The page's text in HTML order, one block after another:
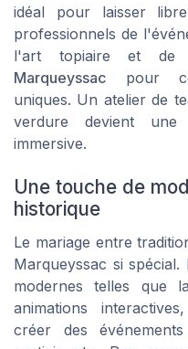
idéal pour laisser
professionnels de
l'art topiaire et de
Marqueyssac pour
uniques. Un atelier de
verdure devient une
immersive.
Une touche de
historique
Le mariage entre
Marqueyssac si
modernes telles que
animations
créer des